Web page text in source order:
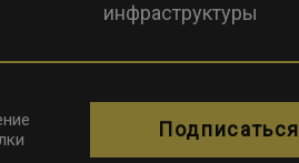
инфраструктуры
Подписаться